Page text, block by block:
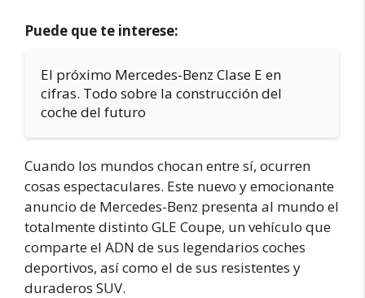
Puede que te interese:
El próximo Mercedes-Benz Clase E en
cifras. Todo sobre la construcción del
coche del futuro
Cuando los mundos chocan entre sí, ocurren
cosas espectaculares. Este nuevo y emocionante
anuncio de Mercedes-Benz presenta al mundo el
totalmente distinto GLE Coupe, un vehículo que
comparte el ADN de sus legendarios coches
deportivos, así como el de sus resistentes y
duraderos SUV.